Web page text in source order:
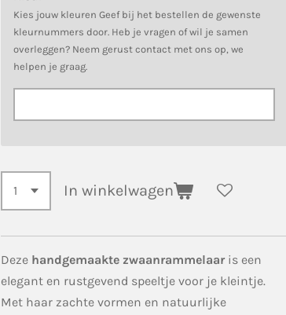
Kies jouw kleuren Geef bij het bestellen de gewenste
kleurnummers door. Heb je vragen of wil je samen
overleggen? Neem gerust contact met ons op, we
helpen je graag.
In winkelwagen
Deze handgemaakte zwaanrammelaar is een
elegant en rustgevend speeltje voor je kleintje.
Met haar zachte vormen en natuurlijke